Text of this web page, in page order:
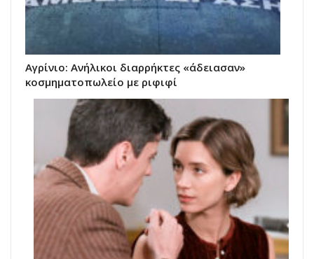
Αγρίνιο: Ανήλικοι διαρρήκτες «άδειασαν»
κοσμηματοπωλείο με ριφιφί